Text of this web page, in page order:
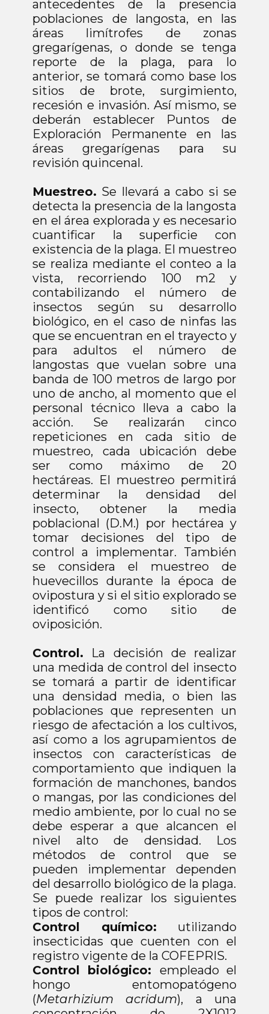
antecedentes de la presencia
poblaciones de langosta, en las
áreas limítrofes de zonas
gregarígenas, o donde se tenga
reporte de la plaga, para lo
anterior, se tomará como base los
sitios de brote, surgimiento,
recesión e invasión. Así mismo, se
deberán establecer Puntos de
Exploración Permanente en las
áreas gregarígenas para su
revisión quincenal.
Muestreo. Se llevará a cabo si se
detecta la presencia de la langosta
en el área explorada y es necesario
cuantificar la superficie con
existencia de la plaga. El muestreo
se realiza mediante el conteo a la
vista, recorriendo 100 m2 y
contabilizando el número de
insectos según su desarrollo
biológico, en el caso de ninfas las
que se encuentran en el trayecto y
para adultos el número de
langostas que vuelan sobre una
banda de 100 metros de largo por
uno de ancho, al momento que el
personal técnico lleva a cabo la
acción. Se realizarán cinco
repeticiones en cada sitio de
muestreo, cada ubicación debe
ser como máximo de 20
hectáreas. El muestreo permitirá
determinar la densidad del
insecto, obtener la media
poblacional (D.M.) por hectárea y
tomar decisiones del tipo de
control a implementar. También
se considera el muestreo de
huevecillos durante la época de
ovipostura y si el sitio explorado se
identificó como sitio de
oviposición.
Control. La decisión de realizar
una medida de control del insecto
se tomará a partir de identificar
una densidad media, o bien las
poblaciones que representen un
riesgo de afectación a los cultivos,
así como a los agrupamientos de
insectos con características de
comportamiento que indiquen la
formación de manchones, bandos
o mangas, por las condiciones del
medio ambiente, por lo cual no se
debe esperar a que alcancen el
nivel alto de densidad. Los
métodos de control que se
pueden implementar dependen
del desarrollo biológico de la plaga.
Se puede realizar los siguientes
tipos de control:
Control químico: utilizando
insecticidas que cuenten con el
registro vigente de la COFEPRIS.
Control biológico: empleado el
hongo entomopatógeno
(Metarhizium acridum), a una